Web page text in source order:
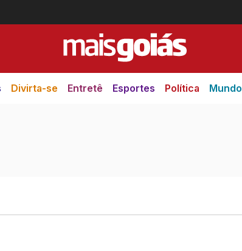
Divirta-se Entretê Esportes Política Mundo